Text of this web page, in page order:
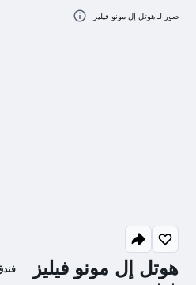
هوتل إل مونو فيليز
صور لـ هوتل إل مونو فيليز